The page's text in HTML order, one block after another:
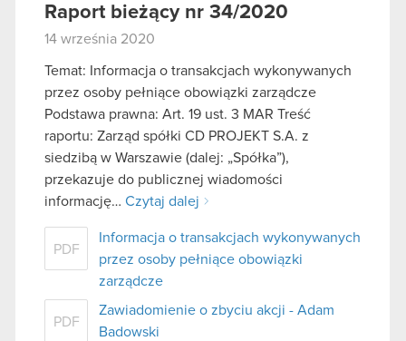
Raport bieżący nr 34/2020
14 września 2020
Temat: Informacja o transakcjach wykonywanych
przez osoby pełniące obowiązki zarządcze
Podstawa prawna: Art. 19 ust. 3 MAR Treść
raportu: Zarząd spółki CD PROJEKT S.A. z
siedzibą w Warszawie (dalej: „Spółka”),
przekazuje do publicznej wiadomości
informację… Czytaj dalej
PDF
Informacja o transakcjach wykonywanych
przez osoby pełniące obowiązki
zarządcze
PDF
Zawiadomienie o zbyciu akcji - Adam
Badowski